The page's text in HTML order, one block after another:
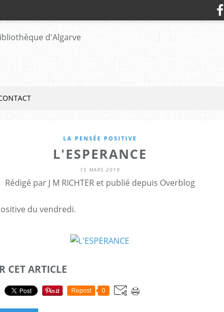
LA PENSÉE POSITIVE
L'ESPERANCE
15 MARS 2019
Rédigé par J M RICHTER et publié depuis Overblog
du vendredi.
CET ARTICLE
Repost 0